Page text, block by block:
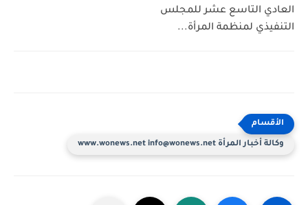
العادي التاسع عشر للمجلس
التنفيذي لمنظمة المرأة...
وكالة أخبار المرأة www.wonews.net info@wonews.net